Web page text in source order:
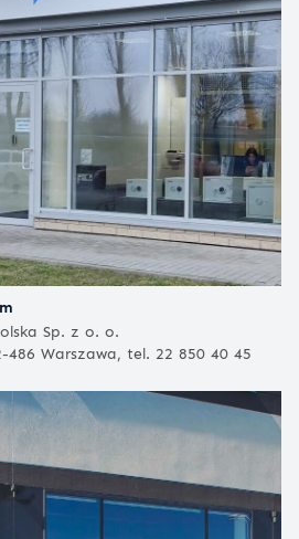
Sp. z o. o.
486 Warszawa, tel. 22 850 40 45